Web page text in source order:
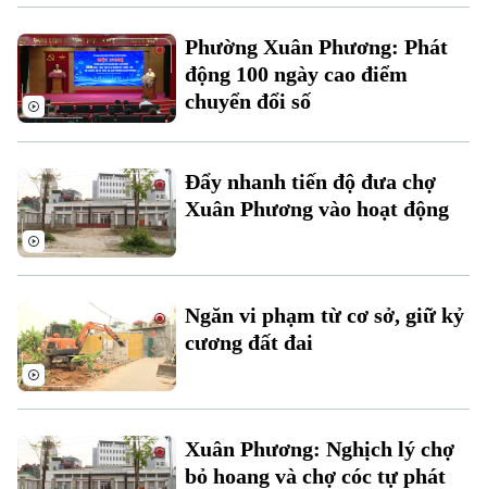
Xu hướng
Chuyên mục
Phường Xuân Phương: Phát
động 100 ngày cao điểm
chuyển đổi số
Đẩy nhanh tiến độ đưa chợ
Xuân Phương vào hoạt động
Ngăn vi phạm từ cơ sở, giữ kỷ
cương đất đai
Xuân Phương: Nghịch lý chợ
bỏ hoang và chợ cóc tự phát